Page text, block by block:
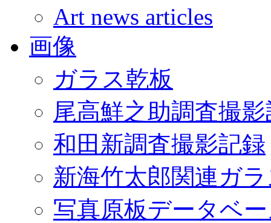
Art news articles
画像
ガラス乾板
尾高鮮之助調査撮
和田新調査撮影記録
新海竹太郎関連ガ
写真原板データベ